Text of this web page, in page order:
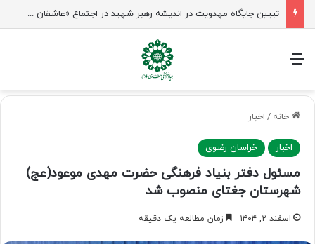
تبیین جایگاه مهدویت در اندیشه رهبر شهید در اجتماع «عاشقان ولایت» ساری
منو
خانه / اخبار
اخبار خراسان رضوی
مسئول دفتر بنیاد فرهنگی حضرت مهدی موعود(عج)
شهرستان جغتای منصوب شد
اسفند ۲, ۱۴۰۴ زمان مطالعه یک دقیقه